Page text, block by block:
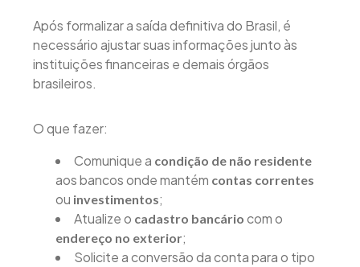
Após formalizar a saída definitiva do Brasil, é
necessário ajustar suas informações junto às
instituições financeiras e demais órgãos
brasileiros.
O que fazer:
Comunique a condição de não residente
aos bancos onde mantém contas correntes
ou investimentos;
Atualize o cadastro bancário com o
endereço no exterior;
Solicite a conversão da conta para o tipo